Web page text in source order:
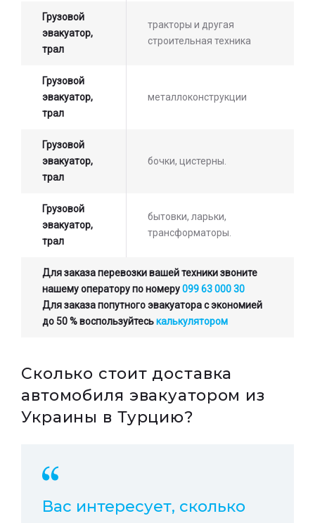
Грузовой
эвакуатор,
трал
тракторы и другая
строительная техника
Грузовой
эвакуатор,
трал
металлоконструкции
Грузовой
эвакуатор,
трал
бочки, цистерны.
Грузовой
эвакуатор,
трал
бытовки, ларьки,
трансформаторы.
Для заказа перевозки вашей техники звоните
нашему оператору по номеру099 63 000 30
Для заказа попутного эвакуатора с экономией
до 50 % воспользуйтеськалькулятором
Сколько стоит доставка
автомобиля эвакуатором из
Украины в Турцию?
Вас интересует, сколько